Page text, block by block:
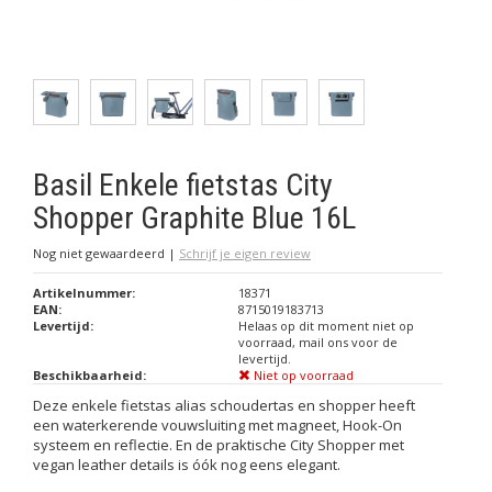
Basil Enkele fietstas City
Shopper Graphite Blue 16L
Nog niet gewaardeerd | Schrijf je eigen review
Artikelnummer:
18371
EAN:
8715019183713
Levertijd:
Helaas op dit moment niet op
voorraad, mail ons voor de
levertijd.
Beschikbaarheid:
Niet op voorraad
Deze enkele fietstas alias schoudertas en shopper heeft
een waterkerende vouwsluiting met magneet, Hook-On
systeem en reflectie. En de praktische City Shopper met
vegan leather details is óók nog eens elegant.